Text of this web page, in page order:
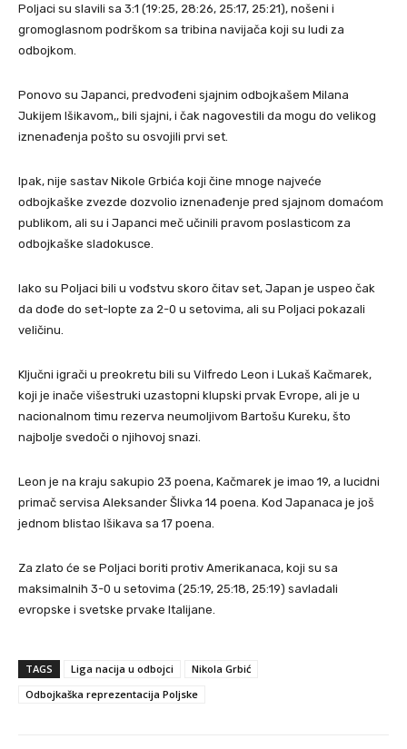
Poljaci su slavili sa 3:1 (19:25, 28:26, 25:17, 25:21), nošeni i
gromoglasnom podrškom sa tribina navijača koji su ludi za
odbojkom.
Ponovo su Japanci, predvođeni sjajnim odbojkašem Milana
Jukijem Išikavom,, bili sjajni, i čak nagovestili da mogu do velikog
iznenađenja pošto su osvojili prvi set.
Ipak, nije sastav Nikole Grbića koji čine mnoge najveće
odbojkaške zvezde dozvolio iznenađenje pred sjajnom domaćom
publikom, ali su i Japanci meč učinili pravom poslasticom za
odbojkaške sladokusce.
Iako su Poljaci bili u vođstvu skoro čitav set, Japan je uspeo čak
da dođe do set-lopte za 2-0 u setovima, ali su Poljaci pokazali
veličinu.
Ključni igrači u preokretu bili su Vilfredo Leon i Lukaš Kačmarek,
koji je inače višestruki uzastopni klupski prvak Evrope, ali je u
nacionalnom timu rezerva neumoljivom Bartošu Kureku, što
najbolje svedoči o njihovoj snazi.
Leon je na kraju sakupio 23 poena, Kačmarek je imao 19, a lucidni
primač servisa Aleksander Šlivka 14 poena. Kod Japanaca je još
jednom blistao Išikava sa 17 poena.
Za zlato će se Poljaci boriti protiv Amerikanaca, koji su sa
maksimalnih 3-0 u setovima (25:19, 25:18, 25:19) savladali
evropske i svetske prvake Italijane.
TAGS Liga nacija u odbojci
Nikola Grbić
Odbojkaška reprezentacija Poljske